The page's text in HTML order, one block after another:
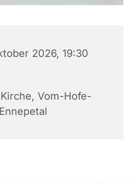
2026, 19:30
Vom-Hofe-